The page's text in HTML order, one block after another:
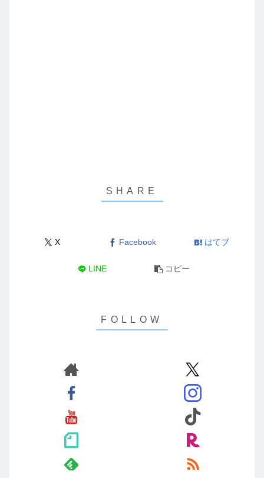
X Facebook はてブ
LINE コピー